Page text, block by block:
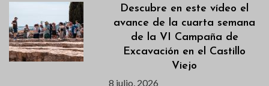
Descubre en este vídeo el
avance de la cuarta semana
de la VI Campaña de
Excavación en el Castillo
Viejo
8 julio, 2026